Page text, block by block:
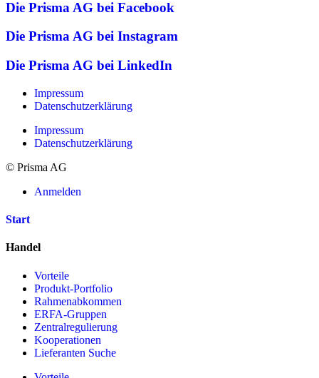
Die Prisma AG bei Facebook
Die Prisma AG bei Instagram
Die Prisma AG bei LinkedIn
Impressum
Datenschutzerklärung
Impressum
Datenschutzerklärung
© Prisma AG
Anmelden
Start
Handel
Vorteile
Produkt-Portfolio
Rahmenabkommen
ERFA-Gruppen
Zentralregulierung
Kooperationen
Lieferanten Suche